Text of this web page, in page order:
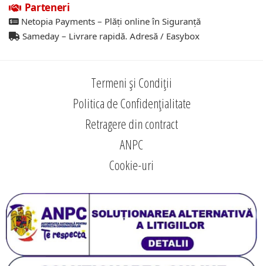
Parteneri
Netopia Payments – Plăți online în Siguranță
Sameday – Livrare rapidă. Adresă / Easybox
Termeni și Condiții
Politica de Confidențialitate
Retragere din contract
ANPC
Cookie-uri